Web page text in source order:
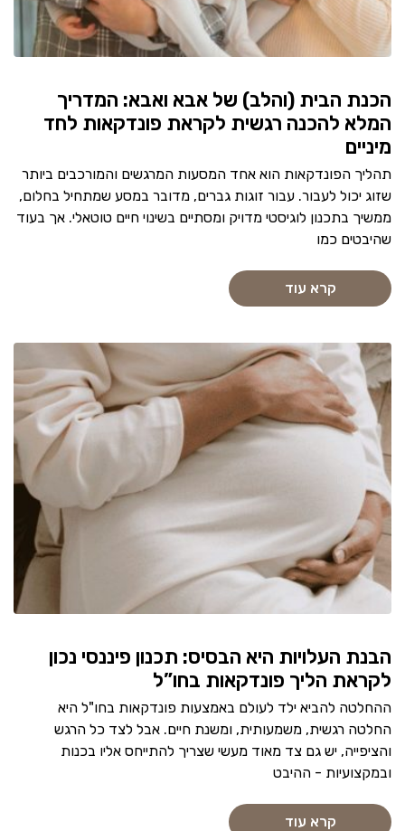
הכנת הבית (והלב) של אבא ואבא: המדריך
המלא להכנה רגשית לקראת פונדקאות לחד
מיניים
תהליך הפונדקאות הוא אחד המסעות המרגשים והמורכבים ביותר
שזוג יכול לעבור. עבור זוגות גברים, מדובר במסע שמתחיל בחלום,
ממשיך בתכנון לוגיסטי מדויק ומסתיים בשינוי חיים טוטאלי. אך בעוד
שהיבטים כמו
קרא עוד
הבנת העלויות היא הבסיס: תכנון פיננסי נכון
לקראת הליך פונדקאות בחו”ל
ההחלטה להביא ילד לעולם באמצעות פונדקאות בחו"ל היא
החלטה רגשית, משמעותית, ומשנת חיים. אבל לצד כל הרגש
והציפייה, יש גם צד מאוד מעשי שצריך להתייחס אליו בכנות
ובמקצועיות - ההיבט
קרא עוד